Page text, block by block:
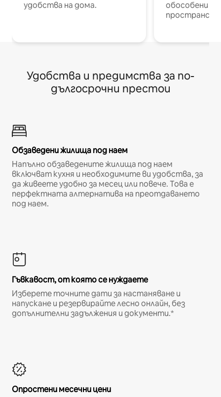
удобства на дома.
обособени
Удобства и предимства за по-
дългосрочни престои
Обзаведени жилища под наем
Напълно обзаведените жилища под наем
включват кухня и необходимите ви удобства, за
да живеете удобно за месец или повече. Това е
перфектната алтернатива на преотдаването
под наем.
Гъвкавост, от която се нуждаете
Изберете точните дати за настаняване и
напускане и резервирайте лесно онлайн, без
допълнителни задължения и документи.*
Опростени месечни цени